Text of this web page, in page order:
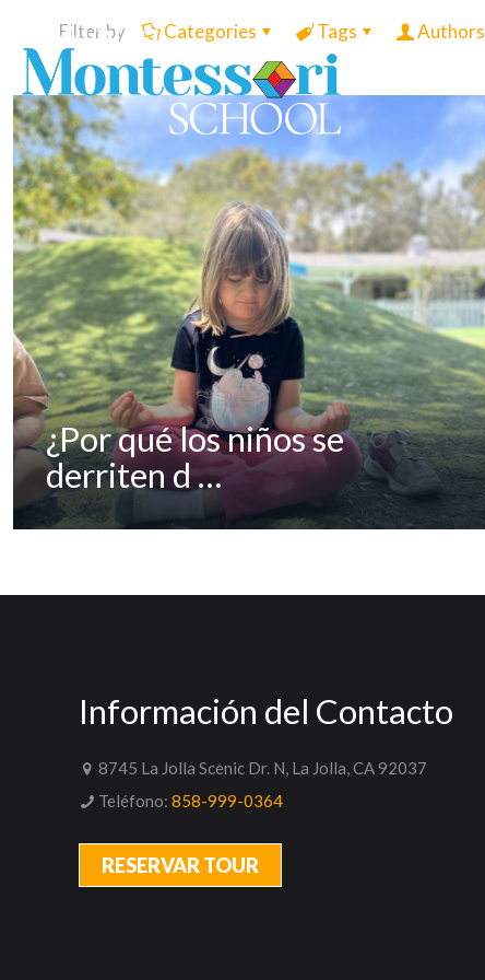
Filter by Categories Tags Authors
¿Por qué los niños se
derriten d …
Información del Contacto
8745 La Jolla Scenic Dr. N, La Jolla, CA 92037
Teléfono: 858-999-0364
RESERVAR TOUR